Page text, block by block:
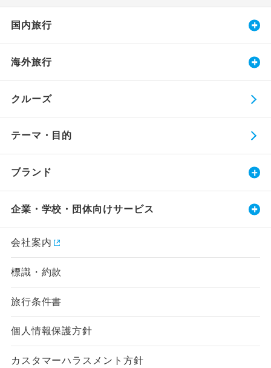
国内旅行
海外旅行
クルーズ
テーマ・目的
ブランド
企業・学校・団体向けサービス
会社案内
標識・約款
旅行条件書
個人情報保護方針
カスタマーハラスメント方針